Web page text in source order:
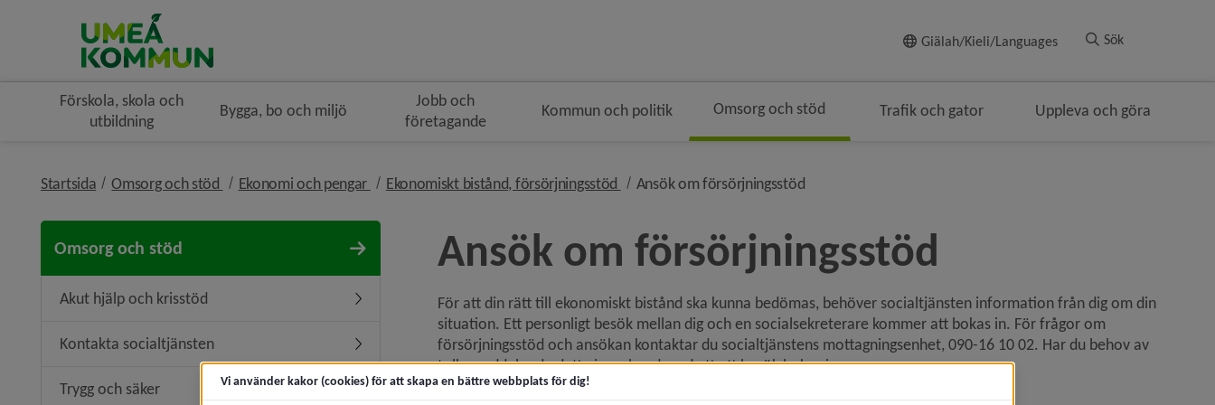
Giälah/Kieli/Languages Sök
Förskola, skola och
utbildning
Bygga, bo och miljö
Jobb och
företagande
Kommun och politik Omsorg och stöd Trafik och gator Uppleva och göra
Startsida Omsorg och stöd nivå i brödsmulenavigeringen
Ekonomi och pengar nivå i brödsmulenavigeringen
Ekonomiskt bistånd, försörjningsstöd nivå i brödsmulenavigeringen
Ansök om försörjningsstödnivå i brödsmulenavigeringen
Omsorg och stöd
Akut hjälp och krisstöd Undermeny för Akut hjälp och krisstöd
Kontakta socialtjänsten Undermeny för Kontakta socialtjänsten
Trygg och säker
Ansök om försörjningsstöd
För att din rätt till ekonomiskt bistånd ska kunna bedömas, behöver socialtjänsten information från dig om din
situation. Ett personligt besök mellan dig och en socialsekreterare kommer att bokas in. För frågor om
försörjningsstöd och ansökan kontaktar du socialtjänstens mottagningsenhet, 090-16 10 02. Har du behov av
tolk, meddelar du detta i samband med att ett besök bokas in.
Vi använder kakor (cookies) för att skapa en bättre webbplats för dig!